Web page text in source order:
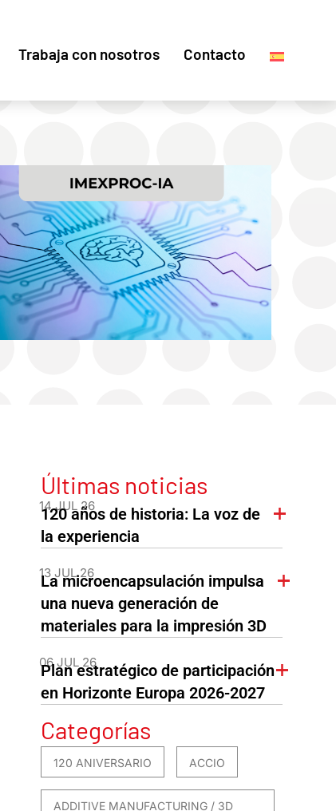
Trabaja con nosotros Contacto
Últimas noticias
14 JUL 26
120 años de historia: La voz de
la experiencia
13 JUL 26
La microencapsulación impulsa
una nueva generación de
materiales para la impresión 3D
06 JUL 26
Plan estratégico de participación
en Horizonte Europa 2026-2027
Categorías
120 ANIVERSARIO ACCIO
ADDITIVE MANUFACTURING / 3D